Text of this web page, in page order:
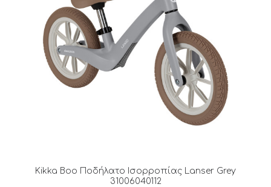
Kikka Boo Ποδήλατο Ισορροπίας Lanser Grey
31006040112